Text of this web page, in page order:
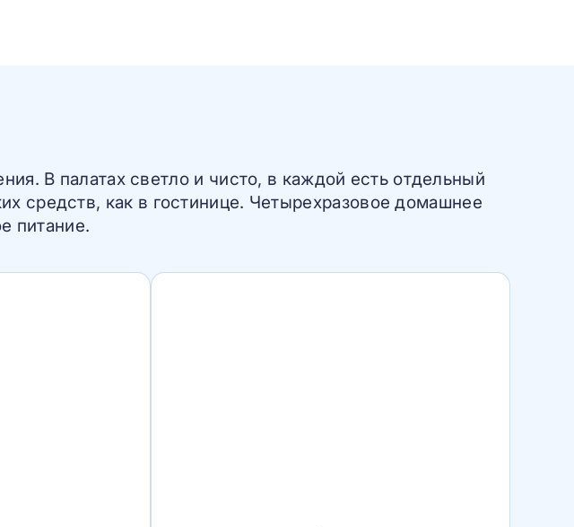
В палатах светло и чисто, в каждой есть отдельный
средств, как в гостинице. Четырехразовое домашнее
питание.